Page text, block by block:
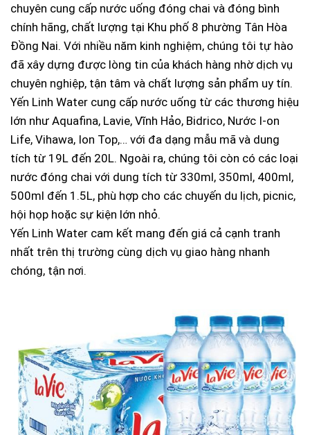
chuyên cung cấp nước uống đóng chai và đóng bình
chính hãng, chất lượng tại Khu phố 8 phường Tân Hòa
Đồng Nai. Với nhiều năm kinh nghiệm, chúng tôi tự hào
đã xây dựng được lòng tin của khách hàng nhờ dịch vụ
chuyên nghiệp, tận tâm và chất lượng sản phẩm uy tín.
Yến Linh Water cung cấp nước uống từ các thương hiệu
lớn như Aquafina, Lavie, Vĩnh Hảo, Bidrico, Nước I-on
Life, Vihawa, Ion Top,… với đa dạng mẫu mã và dung
tích từ 19L đến 20L. Ngoài ra, chúng tôi còn có các loại
nước đóng chai với dung tích từ 330ml, 350ml, 400ml,
500ml đến 1.5L, phù hợp cho các chuyến du lịch, picnic,
hội họp hoặc sự kiện lớn nhỏ.
Yến Linh Water cam kết mang đến giá cả cạnh tranh
nhất trên thị trường cùng dịch vụ giao hàng nhanh
chóng, tận nơi.